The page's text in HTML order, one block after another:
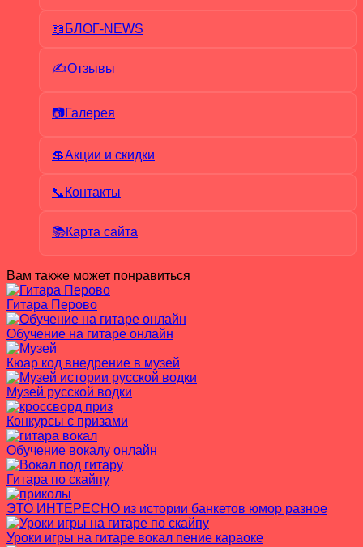
📖БЛОГ-NEWS
✍Отзывы
📷Галерея
💲Акции и скидки
📞Контакты
📚Карта сайта
Вам также может понравиться
Гитара Перово
Обучение на гитаре онлайн
Кюар код внедрение в музей
Музей русской водки
Конкурсы с призами
Обучение вокалу онлайн
Гитара по скайпу
ЭТО ИНТЕРЕСНО из истории банкетов юмор разное
Уроки игры на гитаре вокал пение караоке